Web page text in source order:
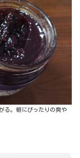
る。朝にぴったりの爽や